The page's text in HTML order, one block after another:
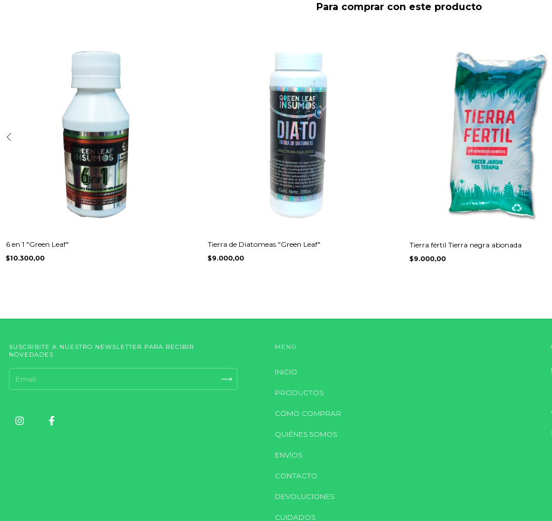
Para comprar con este producto
6 en 1 "Green Leaf"
$10.300,00
Tierra de Diatomeas "Green Leaf"
$9.000,00
Tierra fértil Tierra negra abonada
$9.000,00
SUSCRIBITE A NUESTRO NEWSLETTER PARA RECIBIR
NOVEDADES
MENÚ
INICIO
PRODUCTOS
CÓMO COMPRAR
QUIÉNES SOMOS
ENVÍOS
CONTACTO
DEVOLUCIONES
CUIDADOS